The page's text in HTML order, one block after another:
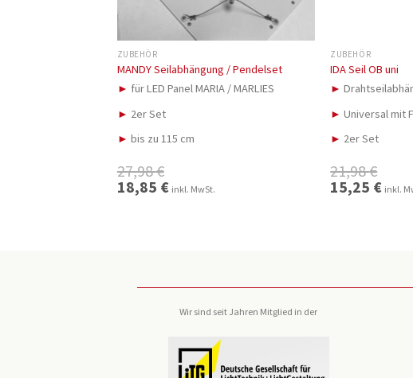
ZUBEHÖR
MANDY Seilabhängung / Pendelset
► für LED Panel MARIA / MARLIES
► 2er Set
► bis zu 115 cm
27,98€
Ursprünglicher
Preis
18,85 €Aktueller
Preis
inkl. MwSt.
ZUBEHÖR
IDA Seil OB uni
►
► Universal mit
► 2er Set
21,98€
Ursprünglicher
Preis
15,25 €Preis
inkl.
Wir sind seit Jahren Mitglied in der